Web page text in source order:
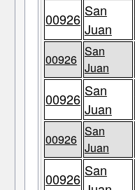
00926 San
Juan
00926
San
Juan
00926 San
Juan
00926
San
Juan
00926 San